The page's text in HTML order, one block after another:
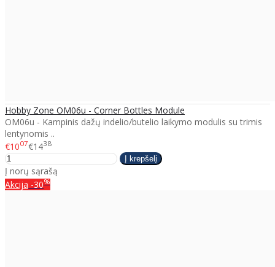
Hobby Zone OM06u - Corner Bottles Module
OM06u - Kampinis dažų indelio/butelio laikymo modulis su trimis
lentynomis ..
€1007€1438
Į norų sąrašą
Akcija -30%